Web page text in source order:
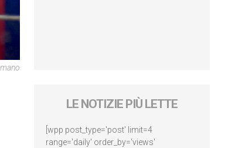
LE NOTIZIE PIÙ LETTE
[wpp post_type='post' limit=4
range='daily' order_by='views'